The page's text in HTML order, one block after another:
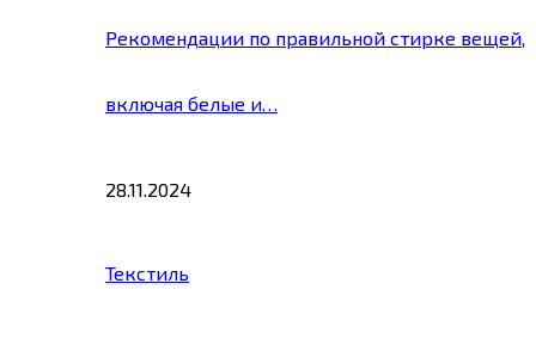
Рекомендации по правильной стирке вещей,
включая белые и…
28.11.2024
Текстиль